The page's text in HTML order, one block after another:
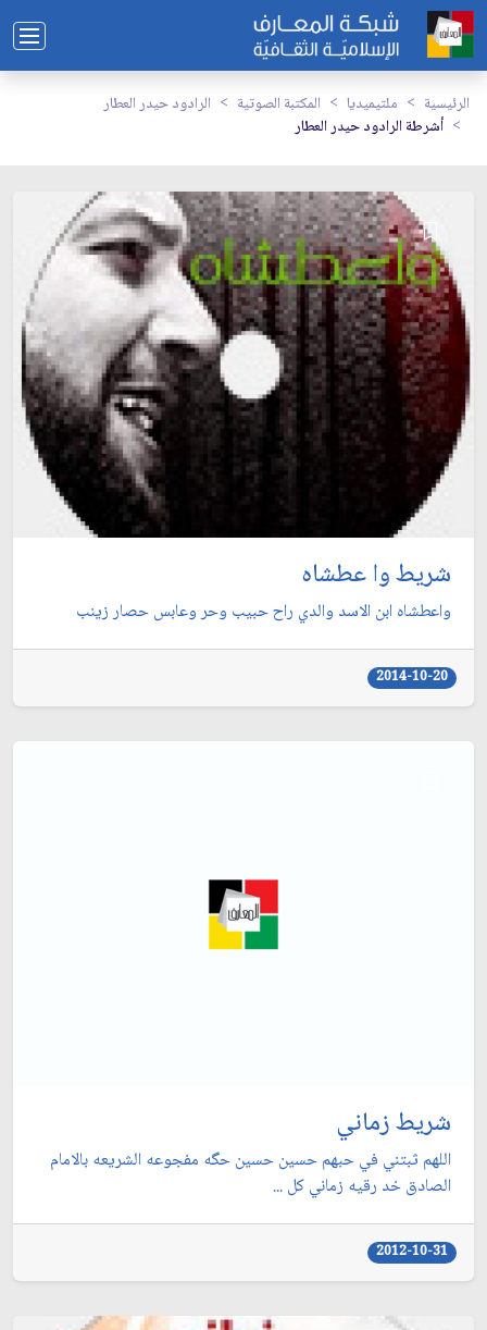
الرئيسية ملتيميديا المكتبة الصوتية
الرادود حيدر العطار
أشرطة الرادود حيدر العطار
شريط وا عطشاه
واعطشاه ابن الاسد والدي راح حبيب وحر وعابس حصار زينب
2014-10-20
شريط زماني
اللهم ثبتني في حبهم حسين حسين حگه مفجوعه الشريعه بالامام
الصادق خد رقيه زماني كل ...
2012-10-31